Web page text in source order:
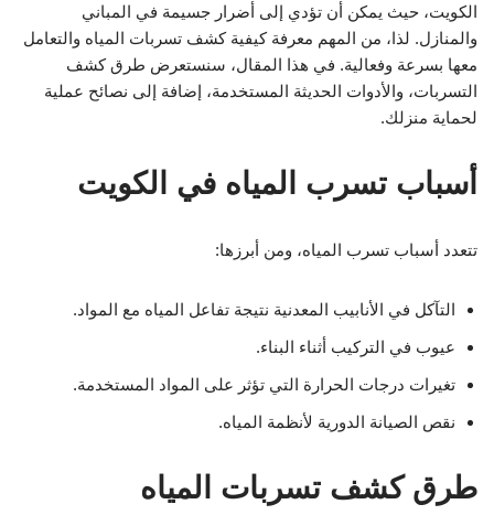
الكويت، حيث يمكن أن تؤدي إلى أضرار جسيمة في المباني
والمنازل. لذا، من المهم معرفة كيفية كشف تسربات المياه والتعامل
معها بسرعة وفعالية. في هذا المقال، سنستعرض طرق كشف
التسربات، والأدوات الحديثة المستخدمة، إضافة إلى نصائح عملية
لحماية منزلك.
أسباب تسرب المياه في الكويت
تتعدد أسباب تسرب المياه، ومن أبرزها:
التآكل في الأنابيب المعدنية نتيجة تفاعل المياه مع المواد.
عيوب في التركيب أثناء البناء.
تغيرات درجات الحرارة التي تؤثر على المواد المستخدمة.
نقص الصيانة الدورية لأنظمة المياه.
طرق كشف تسربات المياه